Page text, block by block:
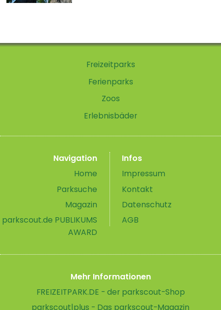
Freizeitparks
Ferienparks
Zoos
Erlebnisbäder
Navigation
Home
Parksuche
Magazin
parkscout.de PUBLIKUMS
AWARD
Infos
Impressum
Kontakt
Datenschutz
AGB
Mehr Informationen
FREIZEITPARK.DE - der parkscout-Shop
parkscout|plus - Das parkscout-Magazin